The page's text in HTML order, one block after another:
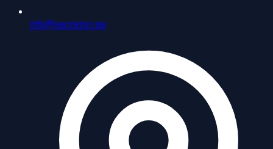
info@secreton.se